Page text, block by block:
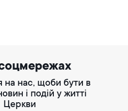
на нас, щоби бути в
і подій у житті
Церкви